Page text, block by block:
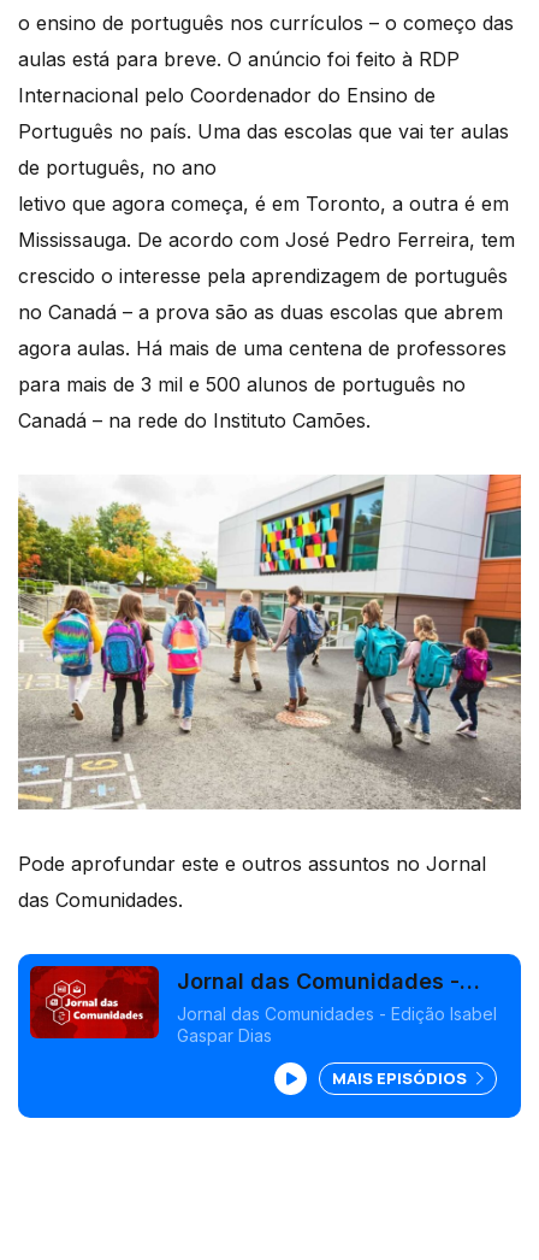
o ensino de português nos currículos – o começo das
aulas está para breve. O anúncio foi feito à RDP
Internacional pelo Coordenador do Ensino de
Português no país. Uma das escolas que vai ter aulas
de português, no ano
letivo que agora começa, é em Toronto, a outra é em
Mississauga. De acordo com José Pedro Ferreira, tem
crescido o interesse pela aprendizagem de português
no Canadá – a prova são as duas escolas que abrem
agora aulas. Há mais de uma centena de professores
para mais de 3 mil e 500 alunos de português no
Canadá – na rede do Instituto Camões.
Pode aprofundar este e outros assuntos no Jornal
das Comunidades.
Jornal das Comunidades -
Edição Isabel Gaspar Dias
Jornal das Comunidades - Edição Isabel
Gaspar Dias
MAIS EPISÓDIOS